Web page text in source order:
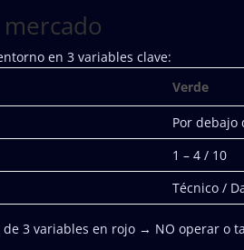
en 3 variables clave:
Verde
Por debajo
1 – 4 / 10
Técnico /
de 3 variables en rojo → NO operar o